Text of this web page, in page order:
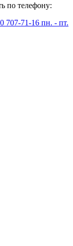
по телефону:
707-71-16 пн. - пт.